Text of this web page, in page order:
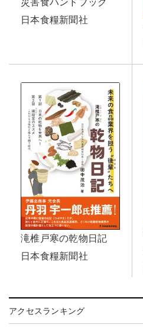
災害食ハンドブック
日本食糧新聞社
滝椎戸寒の乾物日記
日本食糧新聞社
アクセスランキング